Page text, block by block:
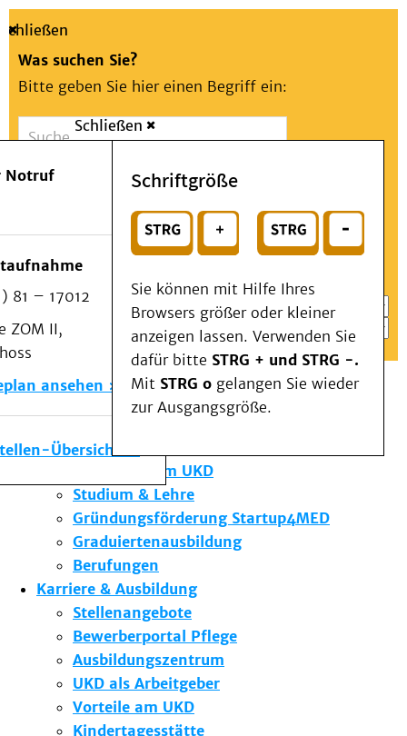
Suche
Schließen
Was suchen Sie?
Bitte geben Sie hier einen Begriff ein:
Suchen
oder
Wählen Sie ein Thema für Ihren Schnelleinstieg
Notfall
Schließen
Notruf
81 – 17012
ZOM II,
ansehen
Übersicht
Schriftgröße
Sie können mit Hilfe Ihres
Browsers größer oder kleiner
anzeigen lassen. Verwenden Sie
dafür bitte STRG + und STRG -.
Mit STRG o gelangen Sie wieder
zur Ausgangsgröße.
Menü
Patienten & Besucher
Kliniken/Institute/Zentren
Als Patient am UKD
Beratung und Unterstützung
Veranstaltungen
Kommunikation im Medizinwesen (KIM)
Notfall
Forschung & Lehre
Die Institute des UKD
Forschung am UKD
Studium & Lehre
Gründungsförderung Startup4MED
Graduiertenausbildung
Berufungen
Karriere & Ausbildung
Stellenangebote
Bewerberportal Pflege
Ausbildungszentrum
UKD als Arbeitgeber
Vorteile am UKD
Kindertagesstätte